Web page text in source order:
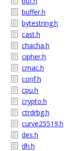
buffer.h
bytestring.h
cast.h
chacha.h
cipher.h
cmac.h
conf.h
cpu.h
crypto.h
ctrdrbg.h
curve25519.h
des.h
dh.h